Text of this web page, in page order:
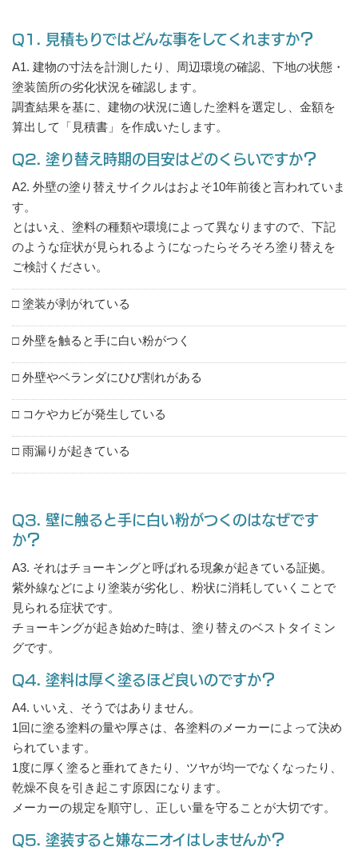
Q1. 見積もりではどんな事をしてくれますか？
A1. 建物の寸法を計測したり、周辺環境の確認、下地の状態・
塗装箇所の劣化状況を確認します。
調査結果を基に、建物の状況に適した塗料を選定し、金額を
算出して「見積書」を作成いたします。
Q2. 塗り替え時期の目安はどのくらいですか？
A2. 外壁の塗り替えサイクルはおよそ10年前後と言われていま
す。
とはいえ、塗料の種類や環境によって異なりますので、下記
のような症状が見られるようになったらそろそろ塗り替えを
ご検討ください。
□ 塗装が剥がれている
□ 外壁を触ると手に白い粉がつく
□ 外壁やベランダにひび割れがある
□ コケやカビが発生している
□ 雨漏りが起きている
Q3. 壁に触ると手に白い粉がつくのはなぜです
か？
A3. それはチョーキングと呼ばれる現象が起きている証拠。
紫外線などにより塗装が劣化し、粉状に消耗していくことで
見られる症状です。
チョーキングが起き始めた時は、塗り替えのベストタイミン
グです。
Q4. 塗料は厚く塗るほど良いのですか？
A4. いいえ、そうではありません。
1回に塗る塗料の量や厚さは、各塗料のメーカーによって決め
られています。
1度に厚く塗ると垂れてきたり、ツヤが均一でなくなったり、
乾燥不良を引き起こす原因になります。
メーカーの規定を順守し、正しい量を守ることが大切です。
Q5. 塗装すると嫌なニオイはしませんか？